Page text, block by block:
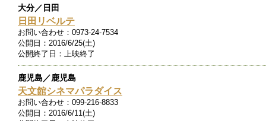
大分／日田
日田リベルテ
お問い合わせ： 0973-24-7534
公開日： 2016/6/25(土)
公開終了日： 上映終了
鹿児島／鹿児島
天文館シネマパラダイス
お問い合わせ： 099-216-8833
公開日： 2016/6/11(土)